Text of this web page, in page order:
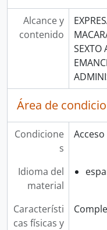
Alcance y
contenido
SEXTO
Área de
Condicione
s
Idioma del
material
Característi
cas físicas y